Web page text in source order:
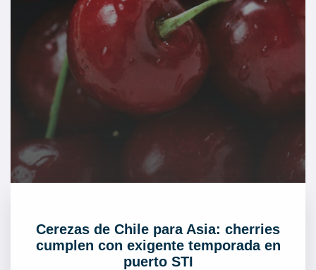
Cerezas de Chile para Asia: cherries
cumplen con exigente temporada en
puerto STI